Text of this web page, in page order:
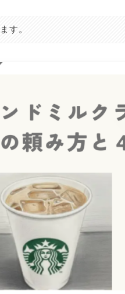
す。